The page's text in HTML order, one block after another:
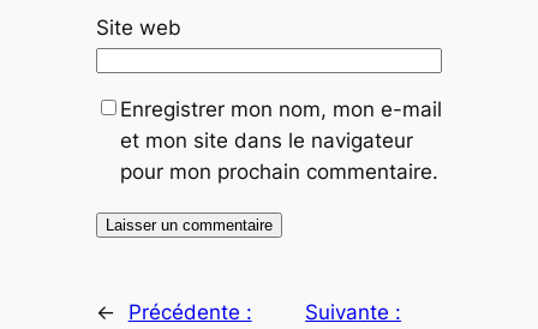
Site web
Enregistrer mon nom, mon e-mail
et mon site dans le navigateur
pour mon prochain commentaire.
←
Précédente :
Suivante :